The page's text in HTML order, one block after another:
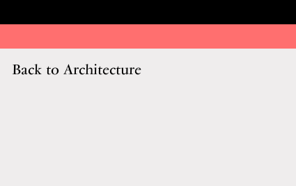
Back to Architecture